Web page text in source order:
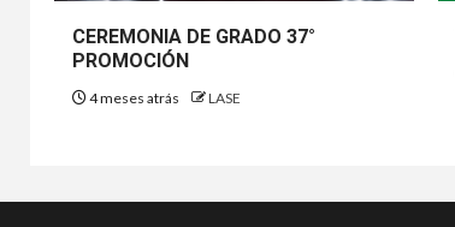
CEREMONIA DE GRADO 37°
PROMOCIÓN
4 meses atrás LASE